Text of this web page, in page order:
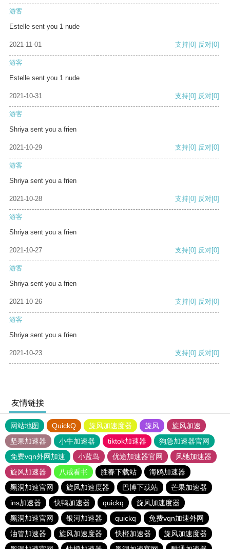
游客
Estelle sent you 1 nude
2021-11-01 支持[0] 反对[0]
游客
Estelle sent you 1 nude
2021-10-31 支持[0] 反对[0]
游客
Shriya sent you a frien
2021-10-29 支持[0] 反对[0]
游客
Shriya sent you a frien
2021-10-28 支持[0] 反对[0]
游客
Shriya sent you a frien
2021-10-27 支持[0] 反对[0]
游客
Shriya sent you a frien
2021-10-26 支持[0] 反对[0]
游客
Shriya sent you a frien
2021-10-23 支持[0] 反对[0]
友情链接
网站地图 QuickQ 旋风加速度器 旋风
旋风加速
坚果加速器
小牛加速器 tiktok加速器
狗急加速器官网
免费vqn外网加速
小蓝鸟 优途加速器官网
风驰加速器
旋风加速器
八戒看书 胜春下载站
海鸥加速器
黑洞加速官网
旋风加速度器 巴博下载站
芒果加速器
ins加速器
快鸭加速器 quickq
旋风加速度器
黑洞加速官网
银河加速器 quickq
免费vqn加速外网
油管加速器
旋风加速度器 快橙加速器
旋风加速度器